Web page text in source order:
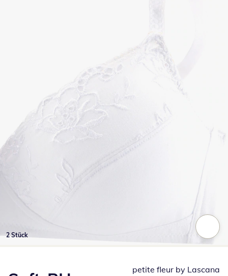
2 Stück
petite fleur by Lascana